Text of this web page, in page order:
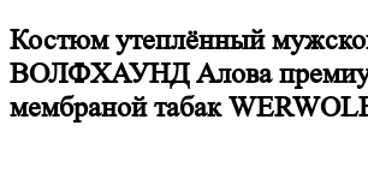
Костюм утеплённый
ВОЛФХАУНД Алова
мембраной табак